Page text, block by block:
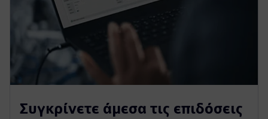
Συγκρίνετε άμεσα τις επιδόσεις